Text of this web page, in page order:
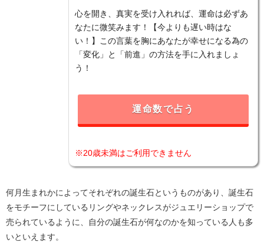
心を開き、真実を受け入れれば、運命は必ずあ
なたに微笑みます！【今よりも遅い時はな
い！】この言葉を胸にあなたが幸せになる為の
「変化」と「前進」の方法を手に入れましょ
う！
運命数で占う
※20歳未満はご利用できません
何月生まれかによってそれぞれの誕生石というものがあり、誕生石
をモチーフにしているリングやネックレスがジュエリーショップで
売られているように、自分の誕生石が何なのかを知っている人も多
いといえます。